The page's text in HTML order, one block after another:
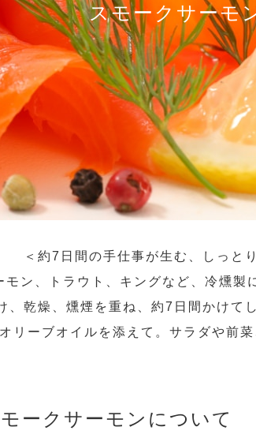
スモークサーモ
＜約7日間の手仕事が生む、しっと
ン、トラウト、キングなど、冷燻製
、乾燥、燻煙を重ね、約7日間かけて
リーブオイルを添えて。サラダや前
ークサーモンについて